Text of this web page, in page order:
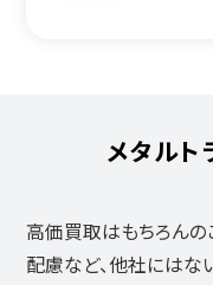
メタルト
高価買取はもちろんの
配慮など、他社にはな